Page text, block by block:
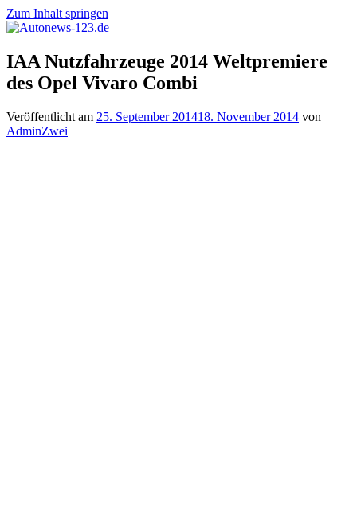
Zum Inhalt springen
Autonews-
123.de
Autonews
mit
Charme
IAA Nutzfahrzeuge 2014 Weltpremiere
des Opel Vivaro Combi
Veröffentlicht am 25. September 201418. November 2014 von
AdminZwei